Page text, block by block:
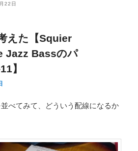
22日
えた【Squier
Jazz Bassのパ
】
べてみて、どういう配線になるか